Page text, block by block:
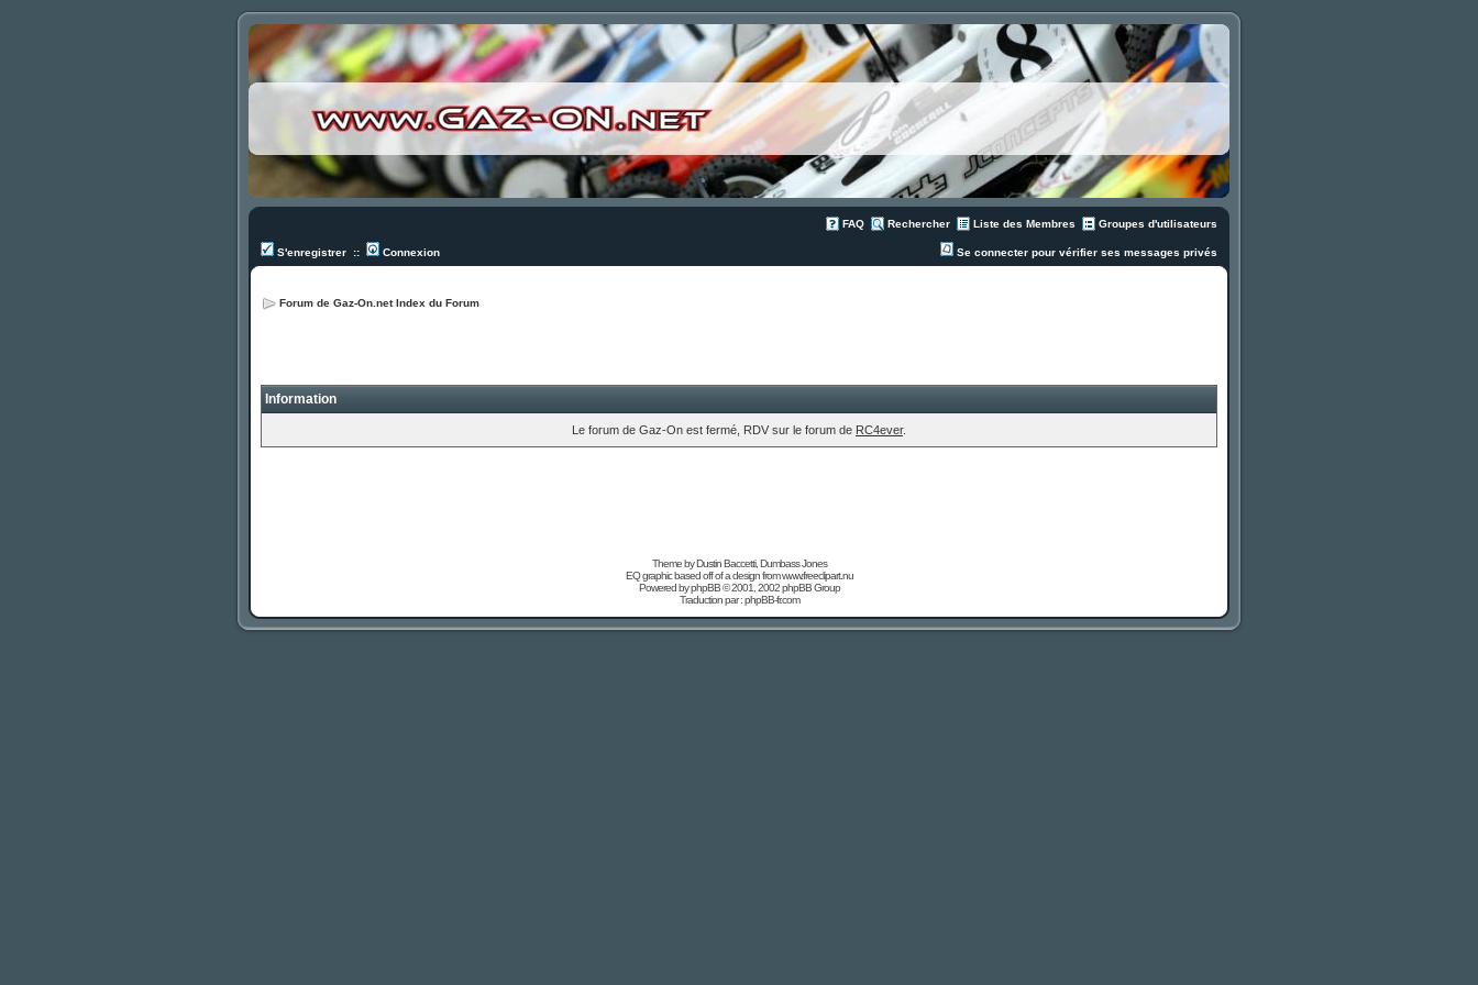
FAQ Rechercher Liste des Membres Groupes d'utilisateurs
S'enregistrer :: Connexion Se connecter pour vérifier ses messages privés
Forum de Gaz-On.net Index du Forum
Information
Le forum de Gaz-On est fermé, RDV sur le forum de RC4ever.
Theme by Dustin Baccetti, Dumbass Jones
EQ graphic based off of a design fromwww.freeclipart.nu
Powered byphpBB© 2001, 2002 phpBB Group
Traduction par :phpBB-fr.com